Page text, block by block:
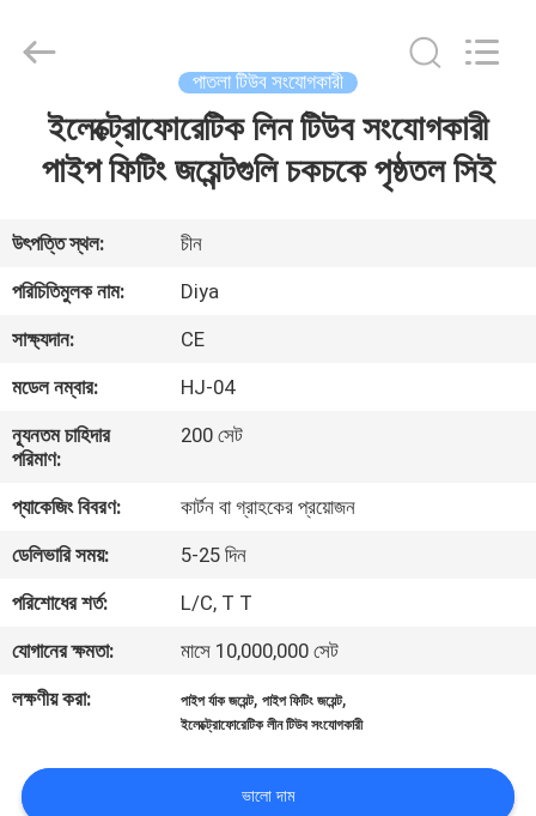
আমাদের
সম্পর্কে
কারখানা
ভ্রমণ
মান
নিয়ন্ত্রণ
যোগাযোগ
করুন
খবর
Reserved.
পাতলা টিউব সংযোগকারী
ইলেক্ট্রোফোরেটিক লিন টিউব সংযোগকারী
পাইপ ফিটিং জয়েন্টগুলি চকচকে পৃষ্ঠতল সিই
উৎপত্তি স্থল:
চীন
পরিচিতিমুলক নাম:
Diya
সাক্ষ্যদান:
CE
মডেল নম্বার:
HJ-04
ন্যূনতম চাহিদার
পরিমাণ:
200 সেট
প্যাকেজিং বিবরণ:
কার্টন বা গ্রাহকের প্রয়োজন
ডেলিভারি সময়:
5-25 দিন
পরিশোধের শর্ত:
L/C, T T
যোগানের ক্ষমতা:
মাসে 10,000,000 সেট
লক্ষণীয় করা:
পাইপ র্যাক জয়েন্ট,পাইপ ফিটিং জয়েন্ট,
ইলেক্ট্রোফোরেটিক লীন টিউব সংযোগকারী
ভালো দাম